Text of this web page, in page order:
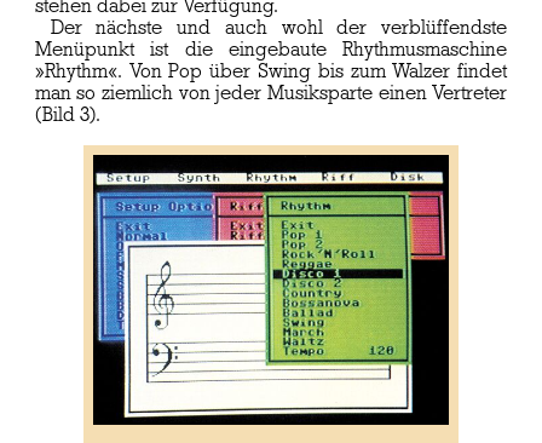
stehen dabei zur Verfügung.
Der nächste und auch wohl der verblüffendste
Menüpunkt ist die eingebaute Rhythmusmaschine
»Rhythm«. Von Pop über Swing bis zum Walzer findet
man so ziemlich von jeder Musiksparte einen Vertreter
(Bild 3).